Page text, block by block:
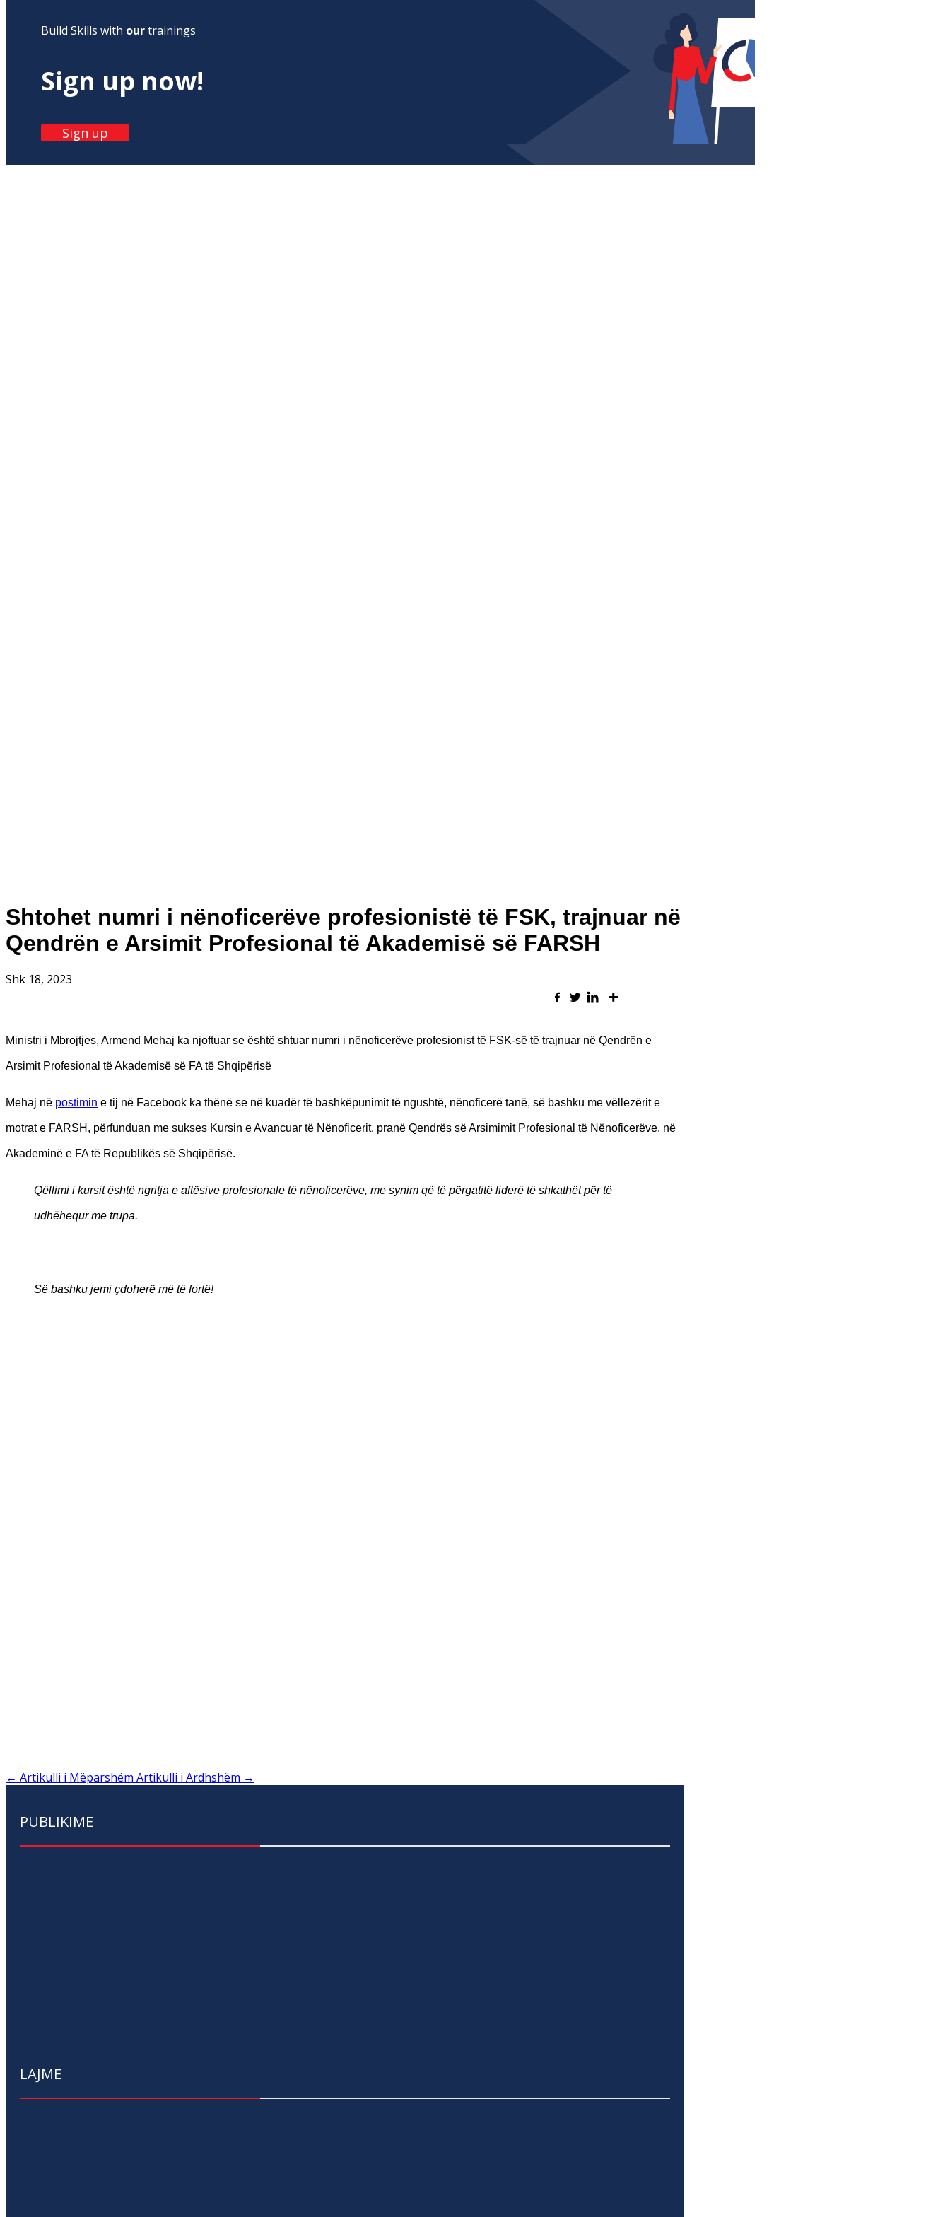
Build Skills with ourtrainings
Sign up now!
Sign up
Shtohet numri i nënoficerëve profesionistë të FSK, trajnuar në
Qendrën e Arsimit Profesional të Akademisë së FARSH
Shk 18, 2023
Ministri i Mbrojtjes, Armend Mehaj ka njoftuar se është shtuar numri i nënoficerëve profesionist të FSK-së të trajnuar në Qendrën e
Arsimit Profesional të Akademisë së FA të Shqipërisë
Mehaj në postimin e tij në Facebook ka thënë se në kuadër të bashkëpunimit të ngushtë, nënoficerë tanë, së bashku me vëllezërit e
motrat e FARSH, përfunduan me sukses Kursin e Avancuar të Nënoficerit, pranë Qendrës së Arsimimit Profesional të Nënoficerëve, në
Akademinë e FA të Republikës së Shqipërisë.
Qëllimi i kursit është ngritja e aftësive profesionale të nënoficerëve, me synim që të përgatitë liderë të shkathët për të
udhëhequr me trupa.
Së bashku jemi çdoherë më të fortë!
← Artikulli i Mëparshëm Artikulli i Ardhshëm →
PUBLIKIME
LAJME